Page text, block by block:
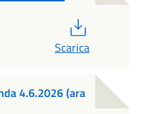
Scarica
4.6.2026 (ara